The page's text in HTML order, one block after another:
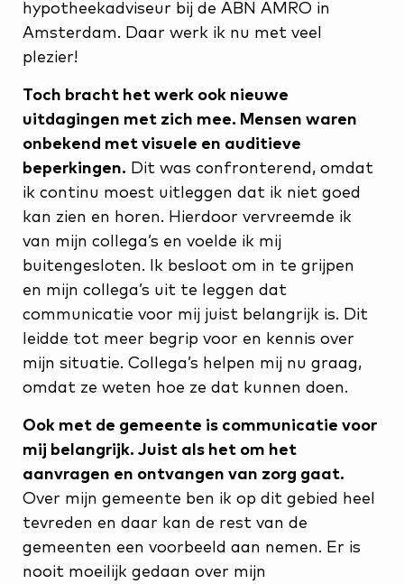
hypotheekadviseur bij de ABN AMRO in
Amsterdam. Daar werk ik nu met veel
plezier!
Toch bracht het werk ook nieuwe
uitdagingen met zich mee. Mensen waren
onbekend met visuele en auditieve
beperkingen. Dit was confronterend, omdat
ik continu moest uitleggen dat ik niet goed
kan zien en horen. Hierdoor vervreemde ik
van mijn collega’s en voelde ik mij
buitengesloten. Ik besloot om in te grijpen
en mijn collega’s uit te leggen dat
communicatie voor mij juist belangrijk is. Dit
leidde tot meer begrip voor en kennis over
mijn situatie. Collega’s helpen mij nu graag,
omdat ze weten hoe ze dat kunnen doen.
Ook met de gemeente is communicatie voor
mij belangrijk. Juist als het om het
aanvragen en ontvangen van zorg gaat.
Over mijn gemeente ben ik op dit gebied heel
tevreden en daar kan de rest van de
gemeenten een voorbeeld aan nemen. Er is
nooit moeilijk gedaan over mijn